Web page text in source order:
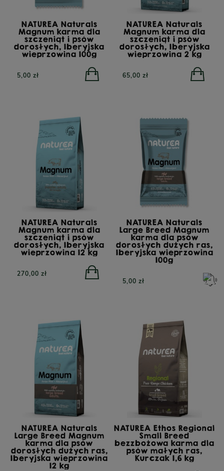
NATUREA Naturals
Magnum karma dla
szczeniąt i psów
dorosłych, Iberyjska
wieprzowina 100g
5,00 zł
NATUREA Naturals
Magnum karma dla
szczeniąt i psów
dorosłych, Iberyjska
wieprzowina 2 kg
65,00 zł
NATUREA Naturals
Magnum karma dla
szczeniąt i psów
dorosłych, Iberyjska
wieprzowina 12 kg
270,00 zł
NATUREA Naturals
Large Breed Magnum
karma dla psów
dorosłych dużych ras,
Iberyjska wieprzowina
100g
5,00 zł
NATUREA Naturals
Large Breed Magnum
karma dla psów
dorosłych dużych ras,
Iberyjska wieprzowina
12 kg
NATUREA Ethos Regional
Small Breed
bezzbożowa karma dla
psów małych ras,
Kurczak 1,6 kg